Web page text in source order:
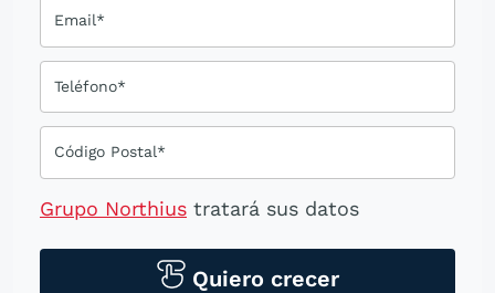
Email*
Teléfono*
Código Postal*
Grupo Northius tratará sus datos
tecnológicos, incluso aplicaciones de
Quiero crecer